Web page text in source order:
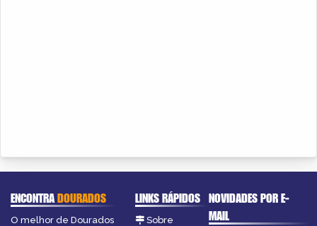
ENCONTRADOURADOS
O melhor de Dourados
LINKS RÁPIDOS
Sobre
NOVIDADES POR E-
MAIL